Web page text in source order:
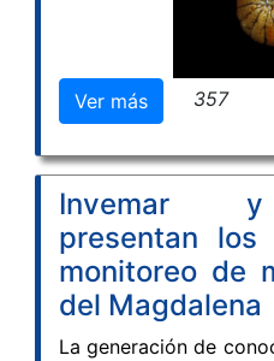
(INVEMAR) presentó
Colombiano de
una iniciativa que
conocimiento, la
información confiable
marina del país.
Ver más 357
Invemar y
presentan los
monitoreo de
del Magdalena
La generación de